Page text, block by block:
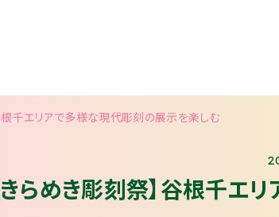
根千エリアで多様な現代彫刻の展示を楽しむ
きらめき彫刻祭】谷根千エ